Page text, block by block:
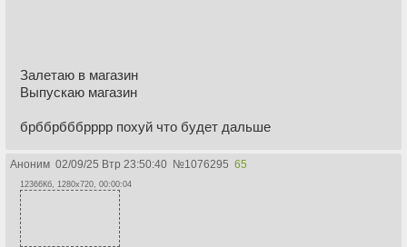
Залетаю в магазин
Выпускаю магазин
брббрбббрррр похуй что будет дальше
Аноним 02/09/25 Втр 23:50:40 №1076295 65
12366Кб, 1280x720, 00:00:04